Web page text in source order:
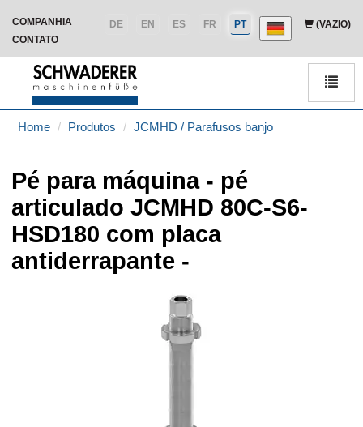
(VAZIO)
COMPANHIA PT
FR
ES
EN
DE
CONTATO
Home Produtos JCMHD / Parafusos banjo
Pé para máquina - pé
articulado JCMHD 80C-S6-
HSD180 com placa
antiderrapante -